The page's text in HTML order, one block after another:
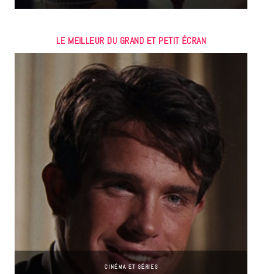
LE MEILLEUR DU GRAND ET PETIT ÉCRAN
CINÉMA ET SÉRIES